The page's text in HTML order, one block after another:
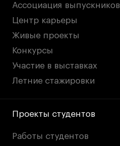
Ассоциация выпускников
Центр карьеры
Живые проекты
Конкурсы
Участие в выставках
Летние стажировки
Проекты студентов
Работы студентов